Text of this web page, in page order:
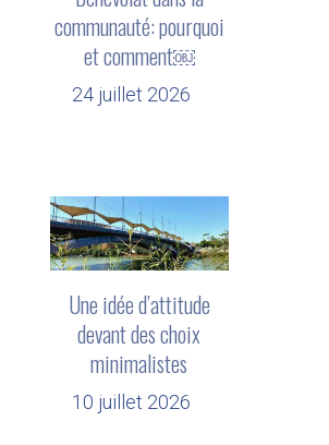
communauté: pourquoi
et comment￼
24 juillet 2026
Une idée d’attitude
devant des choix
minimalistes
10 juillet 2026